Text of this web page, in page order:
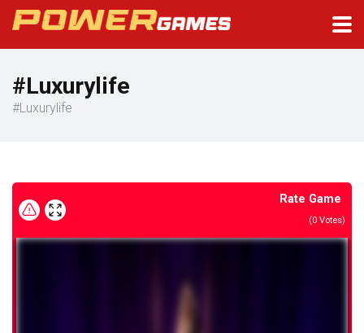
#Luxurylife
#Luxurylife
Rate Game
(0 Votes)